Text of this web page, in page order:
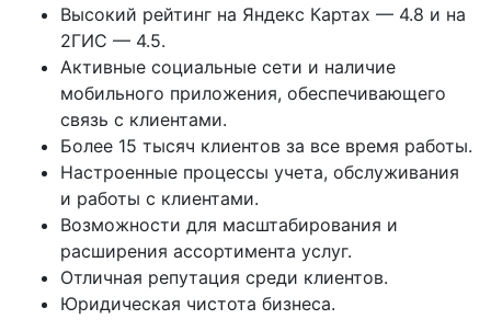
Высокий рейтинг на Яндекс Картах — 4.8 и на
2ГИС — 4.5.
Активные социальные сети и наличие
мобильного приложения, обеспечивающего
связь с клиентами.
Более 15 тысяч клиентов за все время работы.
Настроенные процессы учета, обслуживания
и работы с клиентами.
Возможности для масштабирования и
расширения ассортимента услуг.
Отличная репутация среди клиентов.
Юридическая чистота бизнеса.